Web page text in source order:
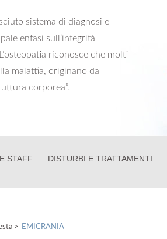
sistema di diagnosi e
enfasi sull’integrità
riconosce che molti
malattia, originano da
corporea”.
STAFF DISTURBI E TRATTAMENTI
> EMICRANIA